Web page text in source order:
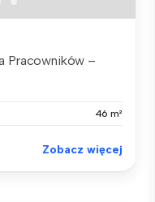
Pracowników –
46 m²
Zobacz więcej